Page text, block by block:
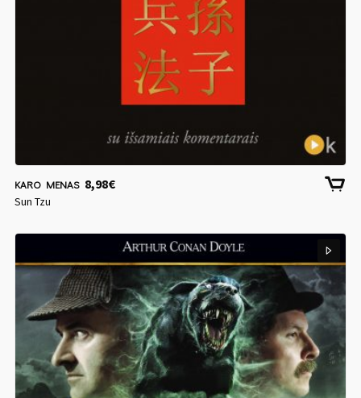
KARO MENAS 8,98€
Sun Tzu